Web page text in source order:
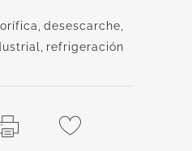
desescarche
refrigeración